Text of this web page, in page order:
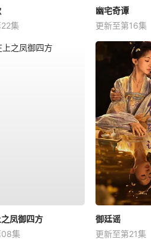
集
幽宅奇谭
更新至第16集
凤御四方
08集
御廷谣
更新至第21集